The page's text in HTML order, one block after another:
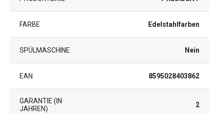
FARBE Edelstahlfarben
SPÜLMASCHINE Nein
EAN 8595028403862
GARANTIE (IN
JAHREN)
2